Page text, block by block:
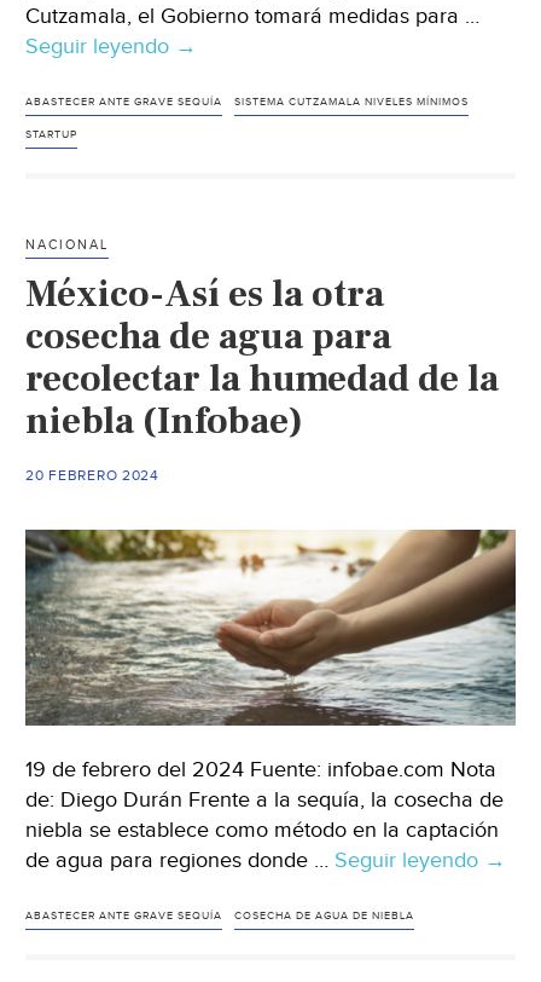
Cutzamala, el Gobierno tomará medidas para …
Seguir leyendo México-
3
a
acabar
con
la
crisis
del
México
(El
Financiero)
→
ABASTECER ANTE GRAVE SEQUÍA SISTEMA CUTZAMALA NIVELES MÍNIMOS
STARTUP
NACIONAL
México-Así es la otra
cosecha de agua para
recolectar la humedad de la
niebla (Infobae)
20 FEBRERO 2024
19 de febrero del 2024 Fuente: infobae.com Nota
de: Diego Durán Frente a la sequía, la cosecha de
niebla se establece como método en la captación
de agua para regiones donde … Seguir leyendo →
ABASTECER ANTE GRAVE SEQUÍA COSECHA DE AGUA DE NIEBLA